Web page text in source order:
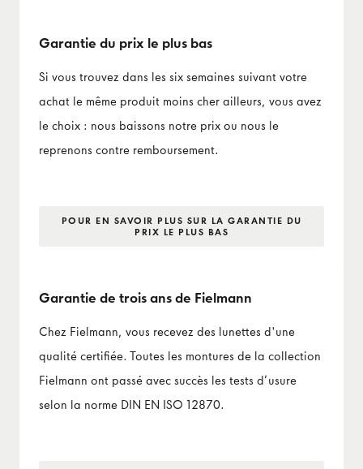
Garantie du prix le plus bas
Si vous trouvez dans les six semaines suivant votre
achat le même produit moins cher ailleurs, vous avez
le choix : nous baissons notre prix ou nous le
reprenons contre remboursement.
POUR EN SAVOIR PLUS SUR LA GARANTIE DU
PRIX LE PLUS BAS
Garantie de trois ans de Fielmann
Chez Fielmann, vous recevez des lunettes d'une
qualité certifiée. Toutes les montures de la collection
Fielmann ont passé avec succès les tests d’usure
selon la norme DIN EN ISO 12870.